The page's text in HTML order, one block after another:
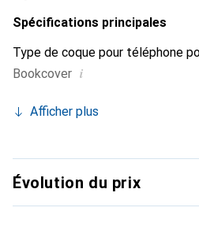
Spécifications principales
Type de coque pour téléphone
Bookcover i
Afficher plus
Évolution du prix